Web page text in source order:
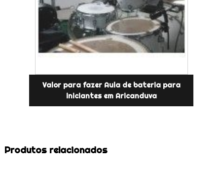
Valor para fazer Aula de bateria para
iniciantes em Aricanduva
Produtos relacionados